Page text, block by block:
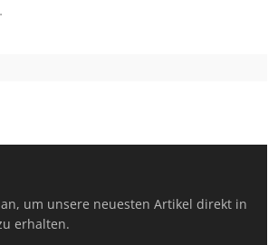
um unsere neuesten Artikel direkt in
erhalten.